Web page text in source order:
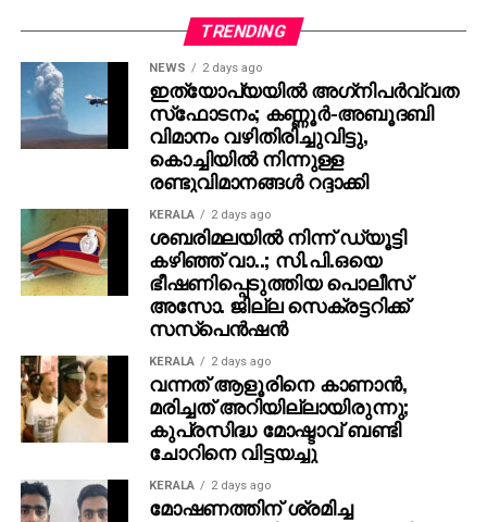
ആശുപത്രിയിലും തുടര്‍ന്ന് കൊല്‍ക്കത്തയിലെ
ആശുപത്രിയിലേക്കും മാറ്റി. ഒരു കുഞ്ഞിന്റെ നില
അതീവ ഗുരുതരമായിരുന്നുവെന്ന് ആശുപത്രി
സ്രോതസുകള്‍ അറിയിച്ചു. ഇപ്പോഴത്തെ
ആരോഗ്യനില സംബന്ധിച്ച വിവരങ്ങള്‍ ലഭ്യമല്ല.
സംഭവത്തിന്റെ പശ്ചാത്തലത്തില്‍ ആസിഡ് പോലുള്ള
പ്രത്യേക ജാഗ്രത പാലിക്കണമെന്ന് അധികൃതര്‍
മുന്നറിയിപ്പ് നല്‍കി.
TRENDING
NEWS 2 days ago
ഇത്യോപ്യയില്‍ അഗ്‌നിപര്‍വ്വത
സ്‌ഫോടനം; കണ്ണൂർ-അബൂദബി
വിമാനം വഴിതിരിച്ചുവിട്ടു,
കൊച്ചിയിൽ നിന്നുള്ള
രണ്ടുവിമാനങ്ങൾ റദ്ദാക്കി
KERALA 2 days ago
ശബരിമലയില്‍ നിന്ന് ഡ്യൂട്ടി
കഴിഞ്ഞ് വാ..; സി.പി.ഒയെ
ഭീഷണിപ്പെടുത്തിയ പൊലീസ്
അസോ. ജില്ല സെക്രട്ടറിക്ക്
സസ്‌പെന്‍ഷന്‍
KERALA 2 days ago
വന്നത് ആളൂരിനെ കാണാന്‍,
മരിച്ചത് അറിയില്ലായിരുന്നു;
കുപ്രസിദ്ധ മോഷ്ടാവ് ബണ്ടി
ചോറിനെ വിട്ടയച്ചു
KERALA 2 days ago
മോഷണത്തിന് ശ്രമിച്ച